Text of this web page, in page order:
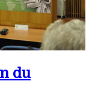
du